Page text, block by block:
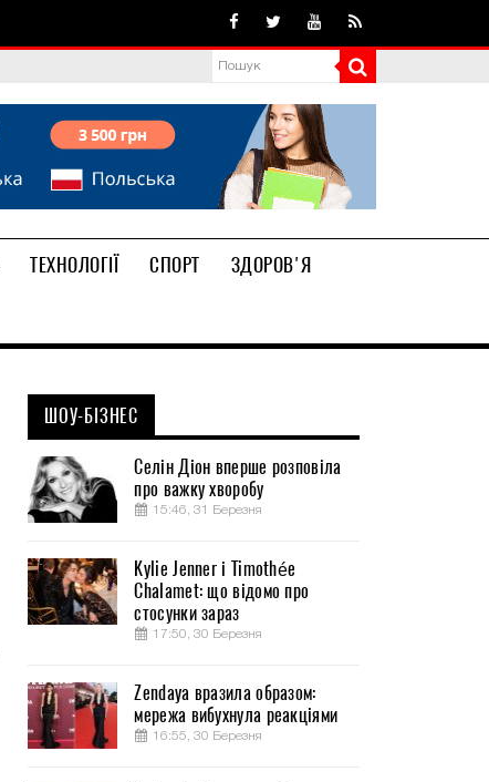
ТЕХНОЛОГІЇ СПОРТ
ЗДОРОВ'Я
ШОУ-БІЗНЕС
Селін Діон вперше розповіла
про важку хворобу
15:46, 31 Березня
Kylie Jenner і Timothée
Chalamet: що відомо про
стосунки зараз
17:50, 30 Березня
Zendaya вразила образом:
мережа вибухнула реакціями
16:55, 30 Березня